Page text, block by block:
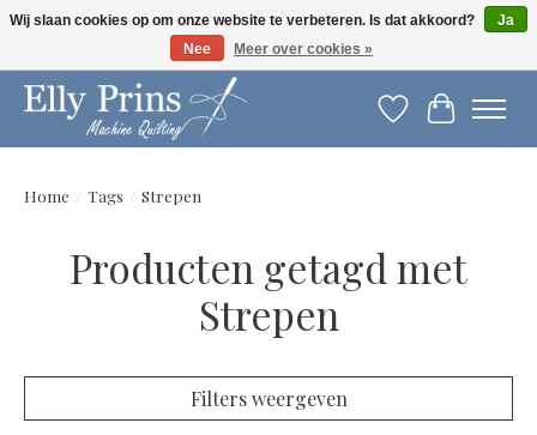
Let op: gewijzigde openingstijden!
Verlanglijst
Home / Tags / Strepen
Producten getagd met
Strepen
Filters weergeven
Wij slaan cookies op om onze website te verbeteren. Is dat akkoord?
Ja
Nee
Meer over cookies »